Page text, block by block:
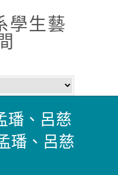
璠、呂慈
璠、呂慈